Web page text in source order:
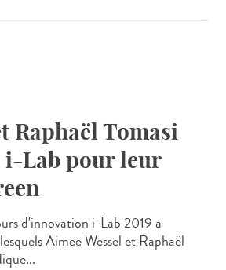
Raphaël Tomasi
i-Lab pour leur
d'innovation i-Lab 2019 a
Aimee Wessel et Raphaël